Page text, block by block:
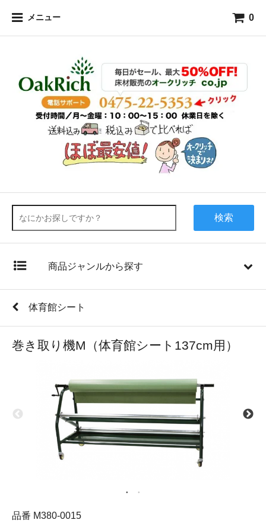
メニュー 0
検索
商品ジャンルから探す
体育館シート
巻き取り機M（体育館シート137cm用）
品番 M380-0015